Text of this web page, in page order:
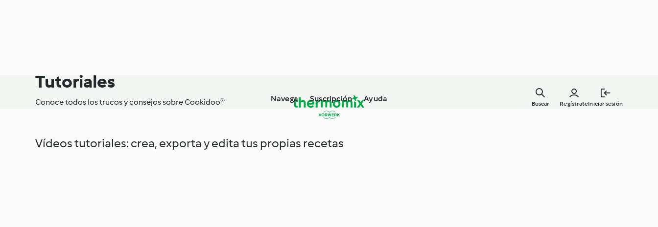
Navega Suscripción Ayuda
RegístrateIniciar sesión
Buscar
Tutoriales
Conoce todos los trucos y consejos sobre Cookidoo®
Vídeos tutoriales: crea, exporta y edita tus propias recetas